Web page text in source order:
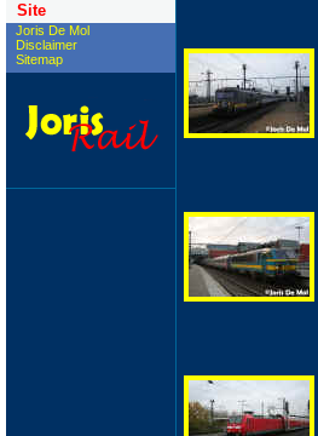
Site
Joris De Mol
Disclaimer
Sitemap